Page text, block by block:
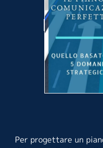
Per progettare un